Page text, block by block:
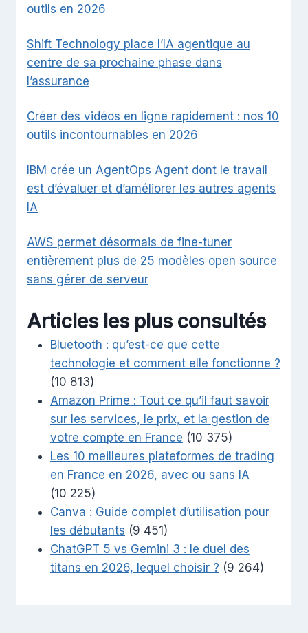
outils en 2026
Shift Technology place l’IA agentique au
centre de sa prochaine phase dans
l’assurance
Créer des vidéos en ligne rapidement : nos 10
outils incontournables en 2026
IBM crée un AgentOps Agent dont le travail
est d’évaluer et d’améliorer les autres agents
IA
AWS permet désormais de fine-tuner
entièrement plus de 25 modèles open source
sans gérer de serveur
Articles les plus consultés
Bluetooth : qu’est-ce que cette
technologie et comment elle fonctionne ?
(10 813)
Amazon Prime : Tout ce qu’il faut savoir
sur les services, le prix, et la gestion de
votre compte en France (10 375)
Les 10 meilleures plateformes de trading
en France en 2026, avec ou sans IA
(10 225)
Canva : Guide complet d’utilisation pour
les débutants (9 451)
ChatGPT 5 vs Gemini 3 : le duel des
titans en 2026, lequel choisir ? (9 264)